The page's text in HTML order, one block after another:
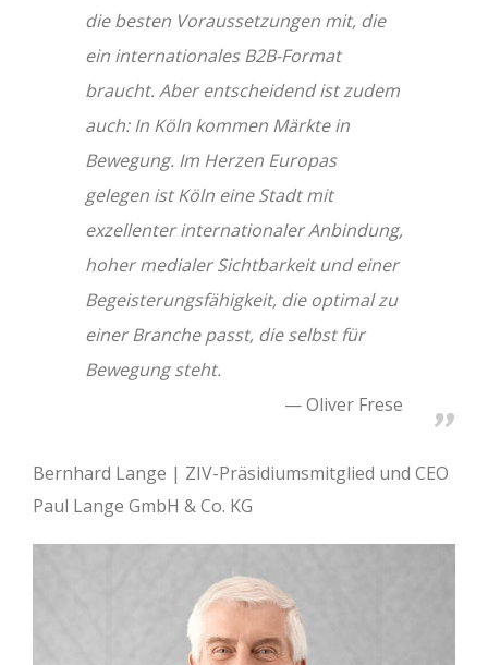
die besten Voraussetzungen mit, die
ein internationales B2B-Format
braucht. Aber entscheidend ist zudem
auch: In Köln kommen Märkte in
Bewegung. Im Herzen Europas
gelegen ist Köln eine Stadt mit
exzellenter internationaler Anbindung,
hoher medialer Sichtbarkeit und einer
Begeisterungsfähigkeit, die optimal zu
einer Branche passt, die selbst für
Bewegung steht.
Oliver Frese
Bernhard Lange | ZIV-Präsidiumsmitglied und CEO
Paul Lange GmbH & Co. KG